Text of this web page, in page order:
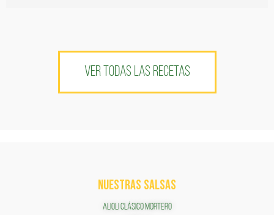
VER TODAS LAS RECETAS
NUESTRAS SALSAS
ALIOLI CLÁSICO MORTERO